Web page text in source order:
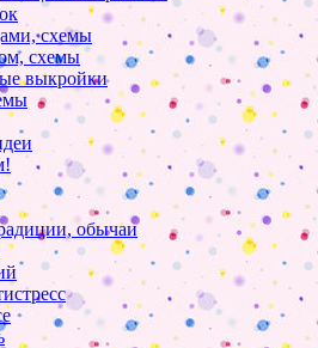
схемы
схемы
выкройки
обычаи